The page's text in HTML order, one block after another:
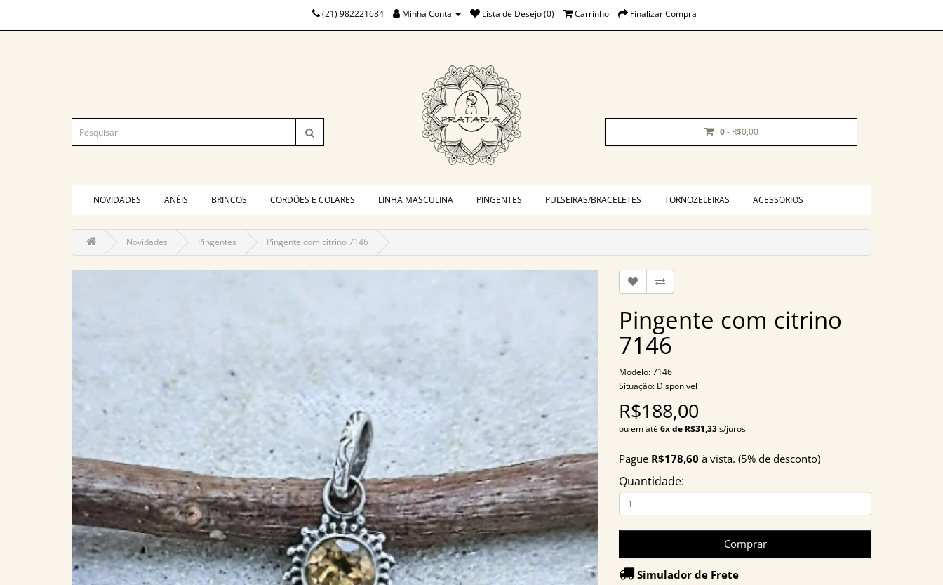
(21) 982221684 Minha Conta Lista de Desejo (0) Carrinho Finalizar Compra
0- R$0,00
NOVIDADES ANÉIS BRINCOS CORDÕES E COLARES LINHA MASCULINA PINGENTES PULSEIRAS/BRACELETES TORNOZELEIRAS ACESSÓRIOS
Novidades Pingentes Pingente com citrino 7146
Pingente com citrino
7146
Modelo: 7146
Situação: Disponivel
R$188,00
ou em até6x de R$31,33s/juros
Pague R$178,60 à vista. (5% de desconto)
Quantidade:
Comprar
Simulador de Frete